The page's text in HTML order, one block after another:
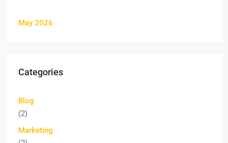
May 2026
Categories
Blog
(2)
Marketing